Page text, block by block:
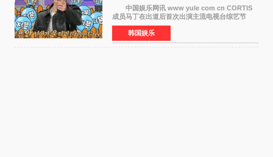
美巡演火热进行中
中国娱乐网讯 www yule com cn CORTIS
成员马丁在出道后首次出演主流电视台综艺节
目，展现了多才多艺的魅力。 马丁出演了5日
播出的MBC《Radio Star》Fashion与Passion
之间，I&lsquo;m
韩国娱乐